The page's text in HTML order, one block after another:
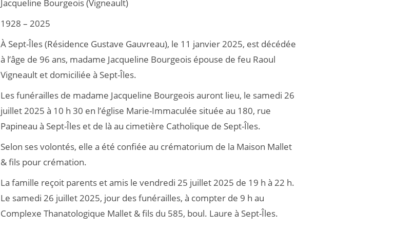
Jacqueline Bourgeois (Vigneault)
1928 – 2025
À Sept-Îles (Résidence Gustave Gauvreau), le 11 janvier 2025, est décédée
à l’âge de 96 ans, madame Jacqueline Bourgeois épouse de feu Raoul
Vigneault et domiciliée à Sept-Îles.
Les funérailles de madame Jacqueline Bourgeois auront lieu, le samedi 26
juillet 2025 à 10 h 30 en l’église Marie-Immaculée située au 180, rue
Papineau à Sept-Îles et de là au cimetière Catholique de Sept-Îles.
Selon ses volontés, elle a été confiée au crématorium de la Maison Mallet
& fils pour crémation.
La famille reçoit parents et amis le vendredi 25 juillet 2025 de 19 h à 22 h.
Le samedi 26 juillet 2025, jour des funérailles, à compter de 9 h au
Complexe Thanatologique Mallet & fils du 585, boul. Laure à Sept-Îles.